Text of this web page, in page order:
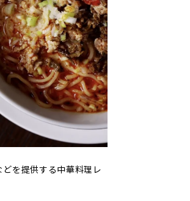
を提供する中華料理レ